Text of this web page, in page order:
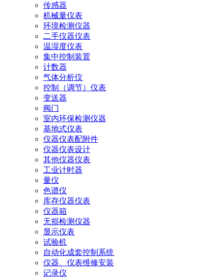
传感器
机械量仪表
环境检测仪器
二手仪器仪表
温湿度仪表
集中控制装置
计数器
气体分析仪
控制（调节）仪表
变送器
阀门
室内环保检测仪器
基地式仪表
仪器仪表配附件
仪器仪表设计
其他仪器仪表
工业计时器
量仪
色谱仪
库存仪器仪表
仪器箱
无损检测仪器
显示仪表
试验机
自动化成套控制系统
仪器、仪表维修安装
记录仪